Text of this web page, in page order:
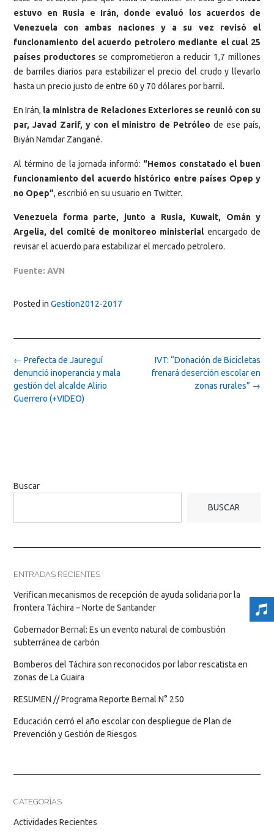
estuvo en Rusia e Irán, donde evaluó los acuerdos de
Venezuela con ambas naciones y a su vez revisó el
funcionamiento del acuerdo petrolero mediante el cual 25
países productoresse comprometieron a reducir 1,7 millones
de barriles diarios para estabilizar el precio del crudo y llevarlo
hasta un precio justo de entre 60 y 70 dólares por barril.
En Irán, la ministra de Relaciones Exteriores se reunió con su
par, Javad Zarif, y con el ministro de Petróleo de ese país,
Biyán Namdar Zangané.
Al término de la jornada informó: “Hemos constatado el buen
funcionamiento del acuerdo histórico entre países Opep y
no Opep”, escribió en su usuario en Twitter.
Venezuela forma parte, junto a Rusia, Kuwait, Omán y
Argelia, del comité de monitoreo ministerialencargado de
revisar el acuerdo para estabilizar el mercado petrolero.
Fuente: AVN
Posted in Gestion2012-2017
Post
navigation
IVT: “Donación de Bicicletas
frenará deserción escolar en
zonas rurales” →
← Prefecta de Jaureguí
denunció inoperancia y mala
gestión del alcalde Alirio
Guerrero (+VIDEO)
Buscar
BUSCAR
ENTRADAS RECIENTES
Verifican mecanismos de recepción de ayuda solidaria por la
frontera Táchira – Norte de Santander
Gobernador Bernal: Es un evento natural de combustión
subterránea de carbón
Bomberos del Táchira son reconocidos por labor rescatista en
zonas de La Guaira
RESUMEN // Programa Reporte Bernal N° 250
Educación cerró el año escolar con despliegue de Plan de
Prevención y Gestión de Riesgos
CATEGORÍAS
Actividades Recientes